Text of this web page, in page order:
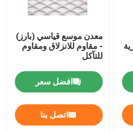
معدن موسع قياسي (بارز)
- مقاوم للانزلاق ومقاوم
للتآكل
افضل سعر
اتصل بنا